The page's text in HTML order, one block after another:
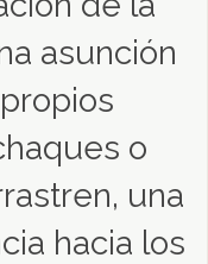
asunción
o
una
hacia los